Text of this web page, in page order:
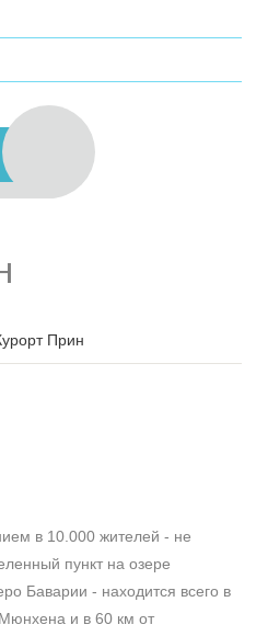
в 10.000 жителей - не
пункт на озере
Баварии - находится всего в
и в 60 км от